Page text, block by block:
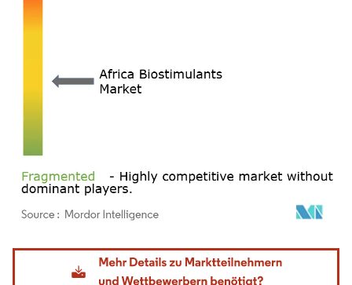
Bild © Mordor Intelligence. Wiederverwendung erfordert Namensnennung gemäß